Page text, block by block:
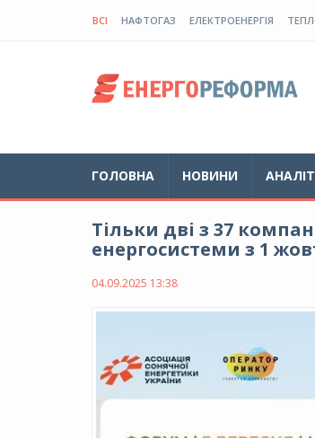
ВСІ НАФТОГАЗ ЕЛЕКТРОЕНЕРГІЯ
ГОЛОВНА НОВИНИ
Тільки дві з 37
енергосистеми з 1
04.09.2025 13:38